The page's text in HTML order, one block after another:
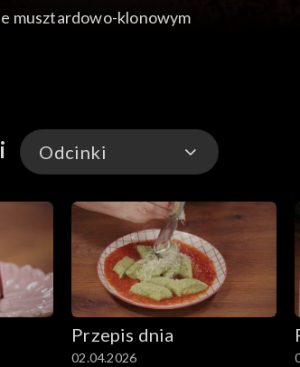
musztardowo-klonowym
po 300g
z plastrem pomarańczy i skrapiamy
Odcinki
Odcinki
Przepis dnia
02.04.2026